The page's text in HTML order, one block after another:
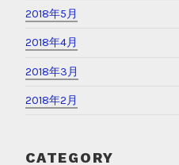
2018年5月
2018年4月
2018年3月
2018年2月
CATEGORY